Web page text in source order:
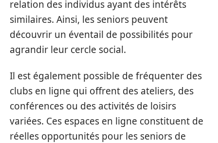
relation des individus ayant des intérêts
similaires. Ainsi, les seniors peuvent
découvrir un éventail de possibilités pour
agrandir leur cercle social.
Il est également possible de fréquenter des
clubs en ligne qui offrent des ateliers, des
conférences ou des activités de loisirs
variées. Ces espaces en ligne constituent de
réelles opportunités pour les seniors de